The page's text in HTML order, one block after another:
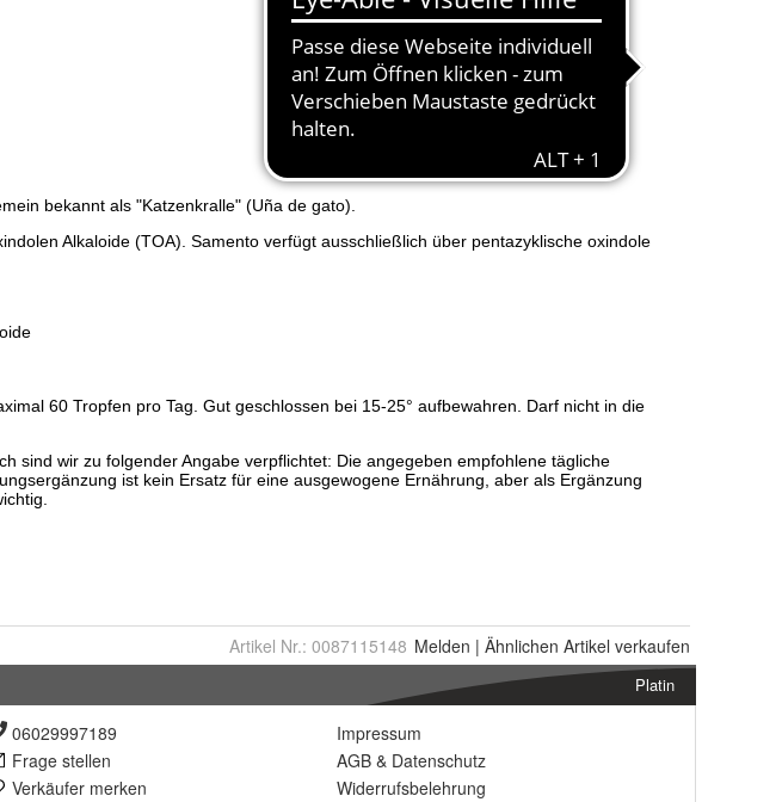
Artikel Nr.: 0087115148 Melden | Ähnlichen Artikel verkaufen
Platin
06029997189
Frage stellen
Verkäufer merken
Impressum
AGB & Datenschutz
Widerrufsbelehrung